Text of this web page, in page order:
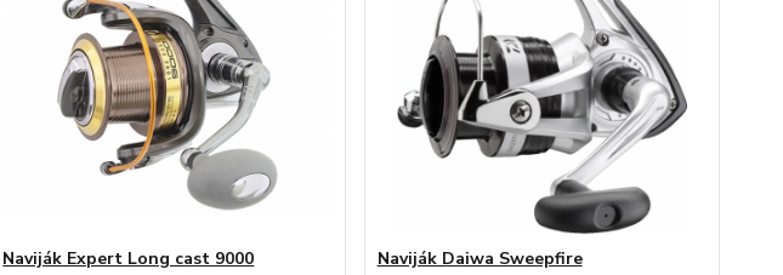
Naviják Expert Long cast 9000 Naviják Daiwa Sweepfire